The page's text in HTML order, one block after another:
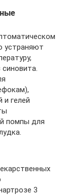
устраняют
и гелей
помпы для
3